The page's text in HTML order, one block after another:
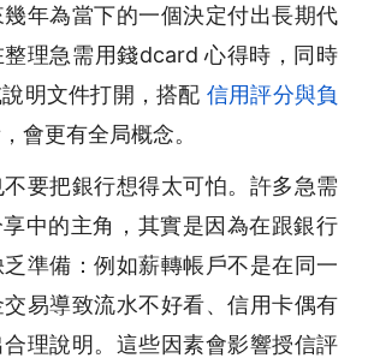
年為當下的一個決定付出長期代
理急需用錢dcard 心得時，同時
明文件打開，搭配 信用評分與負
會更有全局概念。
要把銀行想得太可怕。許多急需
中的主角，其實是因為在跟銀行
準備：例如薪轉帳戶不是在同一
易導致流水不好看、信用卡偶有
理說明。這些因素會影響授信評